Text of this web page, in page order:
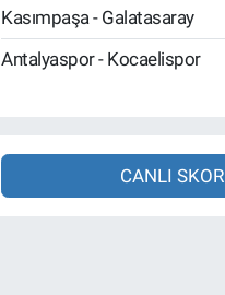
Kasımpaşa - Galatasaray
Antalyaspor - Kocaelispor
CANLI SKOR